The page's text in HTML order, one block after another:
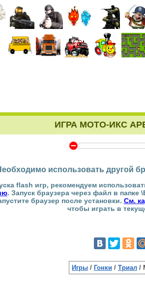
ИГРА МОТО-ИКС
Y
использовать другой
flash игр, рекомендуем
. Запуск браузера через файл в
браузер после установки. См.
чтобы играть в
Игры / Гонки / Триал /